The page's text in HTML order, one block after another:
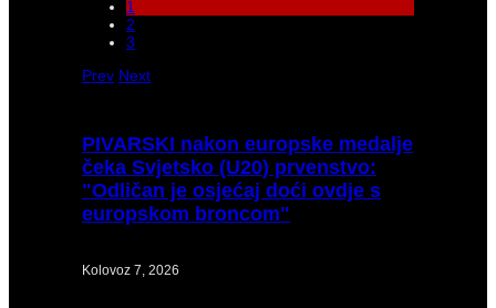
1
2
3
Prev Next
PIVARSKI nakon europske medalje
čeka Svjetsko (U20) prvenstvo:
"Odličan je osjećaj doći ovdje s
europskom broncom"
Kolovoz 7, 2026